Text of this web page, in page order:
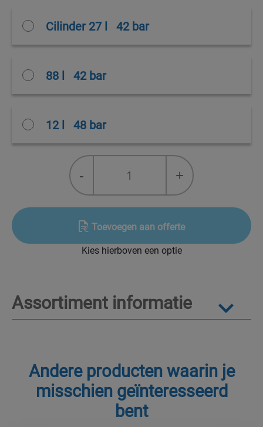
Cilinder 27 l 42 bar
88 l 42 bar
12 l 48 bar
Recuperatiecilinder
koudemiddelen
quantity
- +
Toevoegen aan offerte
Kies hierboven een optie
Assortiment informatie
Andere producten waarin je
misschien geïnteresseerd
bent